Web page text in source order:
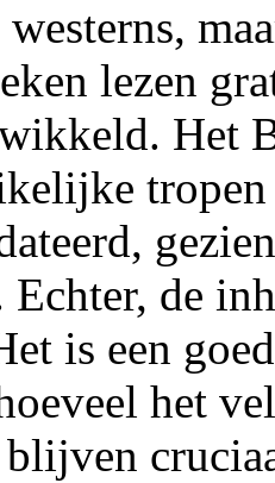
lezen
Het
Echter, de
is een
het